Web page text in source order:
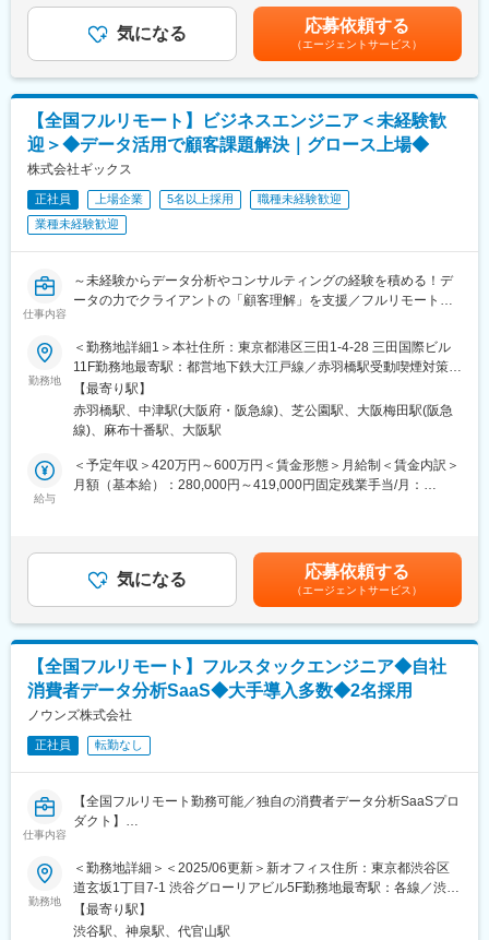
グロービス社と提携したオンライン動画や集合教育コンテンツ、
毎月2回以上開催されるの独自のライブ研修プログラムなど、充実
した教育メニューを提供します。
■別枠記載の必須条件と合わせて以下に該当する方歓迎：
・製造業のバリューチェーン改革に関するスキルや知見を持って
いる方
・製造業でのIT部門経験者
・PMF視点での事業立ち上げ、製品企画経験がある方
・多くの事業に積極的に取り組みたい方
・何よりも日本の製造業を盛り上げたいという気持ちをお持ちの
方
・英語力のある方
製造業を中心とした顧客企業に対する以下コンサル業務をお任せ
します。
・全社改革／ビジョン・中期経営計画策定／戦略策定、施策実行
・DXグランドデザイン
・M&A支援／技術・工場デューデリジェンス
・業務改革支援等
■魅力：
・製造業の課題解決に直接働きかける仕事です。多岐に渡る企業
ができます。
・地方の製造業の再生プロジェクトや地方都市での起業や投資、
や中小企業を盛り上げる取り組みを多数実施しており、企業への
支援を通じて「日本の製造業や地方を元気にする」役割を肌で感
じられます。
・自社でも投資や新規事業開発を手がけ、事業会社としての経営
をダイナミックに実践する機会にも恵まれます。これらを通し
て、ビジネススキルや専門知識だけでなく、事業の経営感覚を身
につけられます。
果を主な評価基準としています。
■プロジェクトアサインについて：
たプロジェクトのアサインや新規事業開発の機会を提供します。
・週2回のアサイン会議では、個々の希望や志向を尊重し
「Will（メンバーの意思/希望） Can（メンバーが得意なこと）
Must（メンバーの役割に応じた任務）」を考慮しながらプロジェ
クト配属を決定します。
変更の範囲：会社の定める業務
（業績により支給）賃金はあくまでも目安の金額であり、選考を
通じて上下する可能性があります。月給(月額)は固定手当を含めた
気になる 応募依頼する
（エージェントサービス）
【全国フルリモート】ビジネスエンジニア＜未経験歓
迎＞◆データ活用で顧客課題解決｜グロース上場◆
株式会社ギックス
正社員 上場企業 5名以上採用
職種未経験歓迎
業種未経験歓迎
仕事内容
～未経験からデータ分析やコンサルティングの経験を積める！デ
ータの力でクライアントの「顧客理解」を支援／フルリモート＆
■募集概要：
「データ」の活用によりクライアントの経営課題・事業課題解決
を支援する当社にて、ビジネスエンジニアを募集いたします。
入社時点でデータの専門家でなくとも構いません。顧客との対話
を通じて課題とニーズを正しく捉え、当社内に蓄積された事例や
優秀なアナリストチームの力を活用しながら全体絵を描いていく
ポジションであり、異業種、エンジニア未経験から入社したメン
ってくださる方を広く歓迎します。
■業務の流れ：
3．顧客の課題/ニーズを具体的なシステム要件や業務要件に落と
し込む
4．課題/ニーズに応えるためのデータ分析手法を設計し、データ
5．顧客の現在の業務プロセス、またセキュリティ/ガバナンス/コ
ンプライアンスなど考慮すべき点をシステム要件や業務要件に反
6．開発進捗や品質の管理、テスト計画の策定～実施
7．PL/PMの指示にもとづき開発/運用フェーズの課題抽出/改善施
■入社後の流れ：
まずは当社のデータ分析研修を受講いただき、当社ならではの方
法論やSQLの記法等を身につけていただきます。その後は、プロ
勤務地
＜勤務地詳細1＞本社住所：東京都港区三田1-4-28 三田国際ビル
11F勤務地最寄駅：都営地下鉄大江戸線／赤羽橋駅受動喫煙対策：
屋内全面禁煙＜勤務地詳細2＞大阪オフィス住所：大阪府大阪市北
区大深町6番38号 グラングリーン大阪 北館 JAM BASE 4階
JAM-STUDIO 404号室勤務地最寄駅：JR線／大阪駅受動喫煙対
モートワーク含む）
【最寄り駅】
赤羽橋駅、中津駅(大阪府・阪急線)、芝公園駅、大阪梅田駅(阪急
線)、麻布十番駅、大阪駅
給与
＜予定年収＞420万円～600万円＜賃金形態＞月給制＜賃金内訳＞
月額（基本給）：280,000円～419,000円固定残業手当/月：
オファー年収はご経験・スキルに応じて決定いたします。※リアル
タイムプロモーションという評価制度があり、毎月昇給の機会が
あります。一般的な半年または1年に1度の機会を待たずとも実績
が給与に反映されるため、過去には入社2ヶ月で給与UPを叶えた
社員もおります。賃金はあくまでも目安の金額であり、選考を通
じて上下する可能性があります。月給(月額)は固定手当を含めた表
記です。
気になる 応募依頼する
（エージェントサービス）
【全国フルリモート】フルスタックエンジニア◆自社
消費者データ分析SaaS◆大手導入多数◆2名採用
ノウンズ株式会社
正社員 転勤なし
仕事内容
【全国フルリモート勤務可能／独自の消費者データ分析SaaSプロ
ダクト】
フルスタックエンジニアとして、バックエンドとフロントエンド
双方の開発に携わっていただきます。ユーザー体験を高めるべく
機能開発や開発生産性向上、業務効率化など幅広く、お任せしま
す。
勤務地
＜勤務地詳細＞＜2025/06更新＞新オフィス住所：東京都渋谷区
道玄坂1丁目7-1 渋谷グローリアビル5F勤務地最寄駅：各線／渋谷
駅受動喫煙対策：屋内全面禁煙変更の範囲：会社の定める事業所
（リモートワーク含む）
【最寄り駅】
渋谷駅、神泉駅、代官山駅